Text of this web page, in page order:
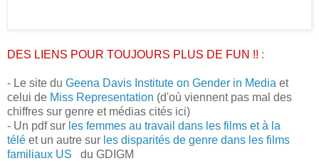
DES LIENS POUR TOUJOURS PLUS DE FUN !! :
- Le site du Geena Davis Institute on Gender in Media et
celui de Miss Representation (d'où viennent pas mal des
chiffres sur genre et médias cités ici)
- Un pdf sur les femmes au travail dans les films et à la
télé et un autre sur les disparités de genre dans les films
familiaux US du GDIGM